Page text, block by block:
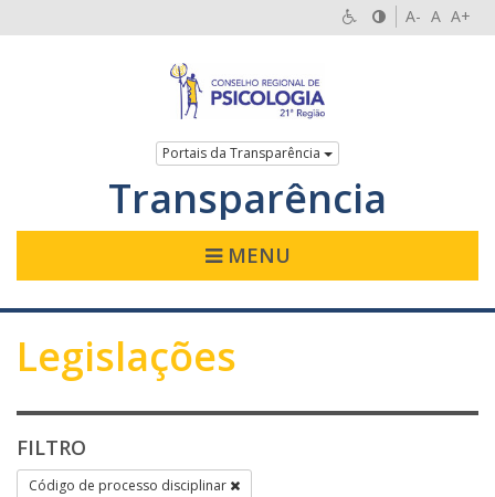
A- A A+
Portais da Transparência
Transparência
MENU
Legislações
FILTRO
Código de processo disciplinar